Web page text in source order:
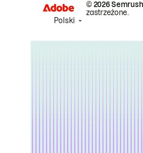
© 2026
zastrzeżone.
Polski